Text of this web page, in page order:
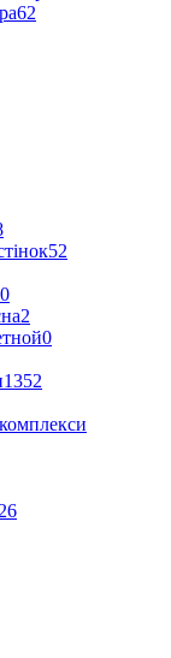
62
52
0
2
0
1352